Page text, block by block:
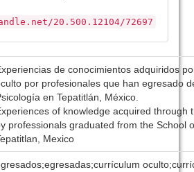
20.500.12104/72697
de conocimientos adquiridos
por profesionales que han egresado
en Tepatitlán, México.
of knowledge acquired through
professionals graduated from the School
Mexico